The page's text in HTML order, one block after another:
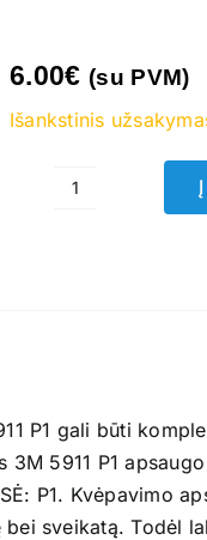
6.00€ (su PVM)
Išankstinis
produkto
P1 gali būti
3M 5911 P1
P1. Kvėpavimo
sveikatą. Todėl